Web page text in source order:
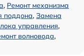
, Ремонт механизма
поддона, Замена
управления,
волновода,